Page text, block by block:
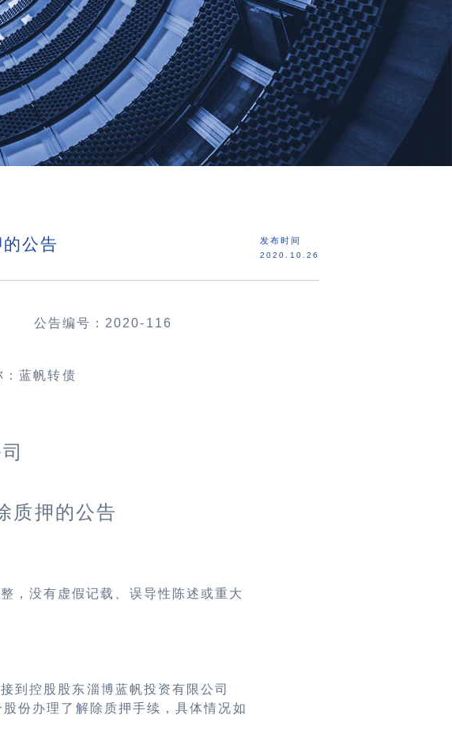
公告 发布时间
2020.10.26
公告编号： 2020-116
：蓝帆转债
质押的公告
，没有虚假记载、误导性陈述或重大
到控股股东淄博蓝帆投资有限公司
份办理了解除质押手续，具体情况如